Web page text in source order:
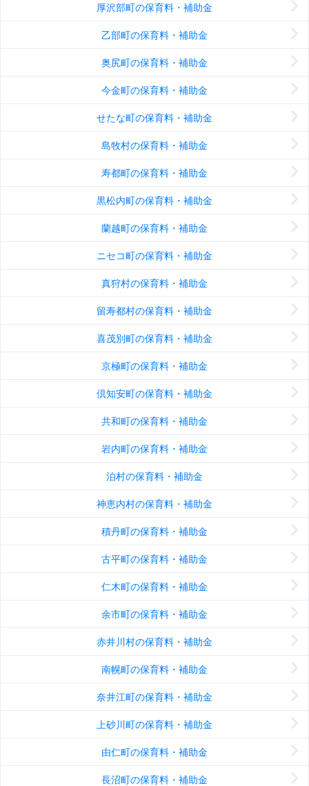
厚沢部町の保育料・補助金
乙部町の保育料・補助金
奥尻町の保育料・補助金
今金町の保育料・補助金
せたな町の保育料・補助金
島牧村の保育料・補助金
寿都町の保育料・補助金
黒松内町の保育料・補助金
蘭越町の保育料・補助金
ニセコ町の保育料・補助金
真狩村の保育料・補助金
留寿都村の保育料・補助金
喜茂別町の保育料・補助金
京極町の保育料・補助金
倶知安町の保育料・補助金
共和町の保育料・補助金
岩内町の保育料・補助金
泊村の保育料・補助金
神恵内村の保育料・補助金
積丹町の保育料・補助金
古平町の保育料・補助金
仁木町の保育料・補助金
余市町の保育料・補助金
赤井川村の保育料・補助金
南幌町の保育料・補助金
奈井江町の保育料・補助金
上砂川町の保育料・補助金
由仁町の保育料・補助金
長沼町の保育料・補助金